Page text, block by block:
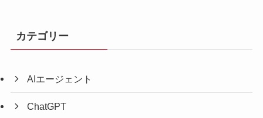
カテゴリー
AIエージェント
ChatGPT